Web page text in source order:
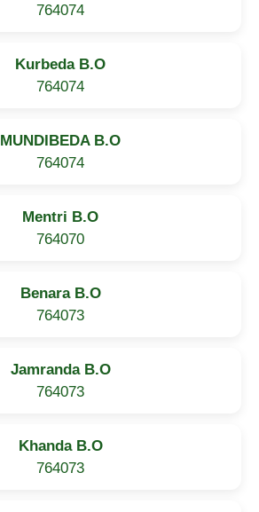
764074
Kurbeda B.O
764074
MUNDIBEDA B.O
764074
Mentri B.O
764070
Benara B.O
764073
Jamranda B.O
764073
Khanda B.O
764073